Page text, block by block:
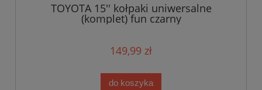
TOYOTA 15'' kołpaki uniwersalne
(komplet) fun czarny
149,99 zł
do koszyka